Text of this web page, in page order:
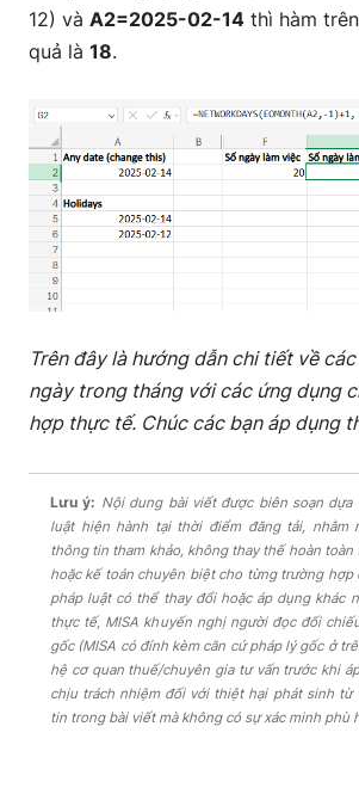
12) và A2=2025-02-14 thì hàm
quả là 18.
Trên đây là hướng dẫn chi tiết về
ngày trong tháng với các ứng dụng
hợp thực tế. Chúc các bạn áp dụng
Lưu ý: Nội dung bài viết được biên soạn
luật hiện hành tại thời điểm đăng tải, nhằm
thông tin tham khảo, không thay thế hoàn toàn
hoặc kế toán chuyên biệt cho từng trường hợp
pháp luật có thể thay đổi hoặc áp dụng khác
thực tế, MISA khuyến nghị người đọc đối
gốc (MISA có đính kèm căn cứ pháp lý gốc ở
hệ cơ quan thuế/chuyên gia tư vấn trước khi
chịu trách nhiệm đối với thiệt hại phát sinh từ
tin trong bài viết mà không có sự xác minh phù